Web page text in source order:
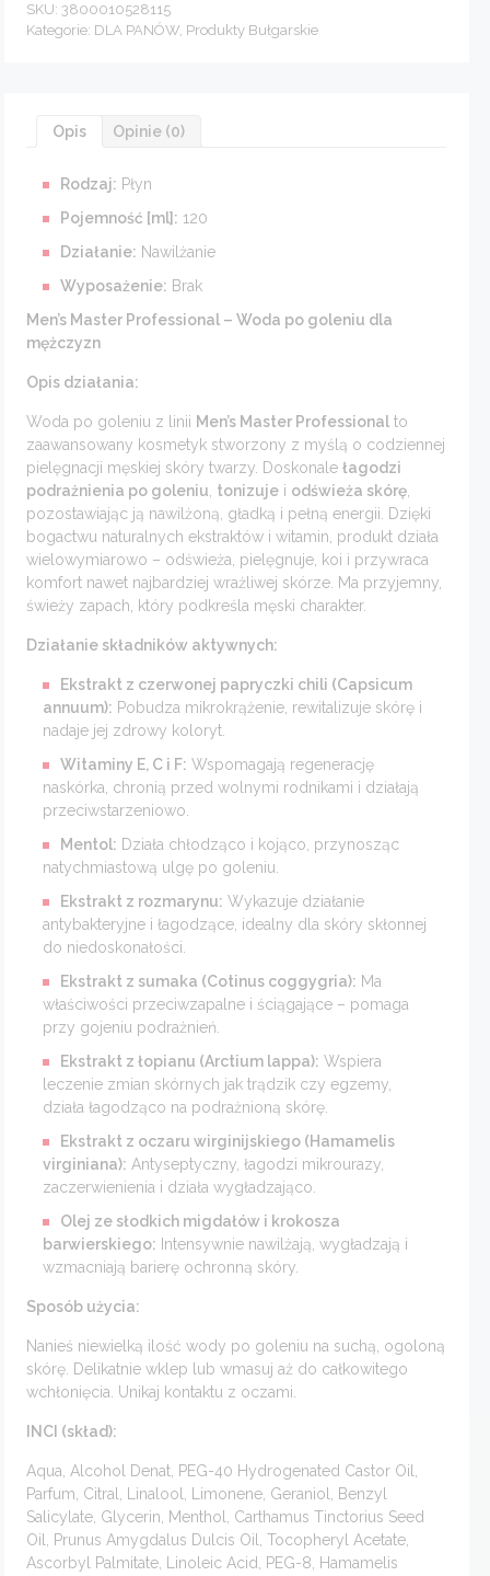
Rozmaryn
i
Pieprz
SKU:3800010528115
Kategorie: DLA PANÓW, Produkty Bułgarskie
Opis Opinie (0)
Rodzaj: Płyn
Pojemność [ml]: 120
Działanie: Nawilżanie
Wyposażenie: Brak
Men’s Master Professional – Woda po goleniu dla
mężczyzn
Opis działania:
Woda po goleniu z linii Men’s Master Professional to
zaawansowany kosmetyk stworzony z myślą o codziennej
pielęgnacji męskiej skóry twarzy. Doskonalełagodzi
podrażnienia po goleniu tonizuje i odświeża skórę
pozostawiając ją nawilżoną, gładką i pełną energii. Dzięki
bogactwu naturalnych ekstraktów i witamin, produkt działa
wielowymiarowo – odświeża, pielęgnuje, koi i przywraca
komfort nawet najbardziej wrażliwej skórze. Ma przyjemny,
świeży zapach, który podkreśla męski charakter.
Działanie składników aktywnych:
Ekstrakt z czerwonej papryczki chili (Capsicum
annuum): Pobudza mikrokrążenie, rewitalizuje skórę i
nadaje jej zdrowy koloryt.
Witaminy E, C i F: Wspomagają regenerację
naskórka, chronią przed wolnymi rodnikami i działają
przeciwstarzeniowo.
Mentol: Działa chłodząco i kojąco, przynosząc
natychmiastową ulgę po goleniu.
Ekstrakt z rozmarynu: Wykazuje działanie
antybakteryjne i łagodzące, idealny dla skóry skłonnej
do niedoskonałości.
Ekstrakt z sumaka (Cotinus coggygria): Ma
właściwości przeciwzapalne i ściągające – pomaga
przy gojeniu podrażnień.
Ekstrakt z łopianu (Arctium lappa): Wspiera
leczenie zmian skórnych jak trądzik czy egzemy,
działa łagodząco na podrażnioną skórę.
Ekstrakt z oczaru wirginijskiego (Hamamelis
virginiana): Antyseptyczny, łagodzi mikrourazy,
zaczerwienienia i działa wygładzająco.
Olej ze słodkich migdałów i krokosza
barwierskiego: Intensywnie nawilżają, wygładzają i
wzmacniają barierę ochronną skóry.
Sposób użycia:
Nanieś niewielką ilość wody po goleniu na suchą, ogoloną
skórę. Delikatnie wklep lub wmasuj aż do całkowitego
wchłonięcia. Unikaj kontaktu z oczami.
INCI (skład):
Aqua, Alcohol Denat, PEG-40 Hydrogenated Castor Oil,
Parfum, Citral, Linalool, Limonene, Geraniol, Benzyl
Salicylate, Glycerin, Menthol, Carthamus Tinctorius Seed
Oil, Prunus Amygdalus Dulcis Oil, Tocopheryl Acetate,
Ascorbyl Palmitate, Linoleic Acid, PEG-8, Hamamelis